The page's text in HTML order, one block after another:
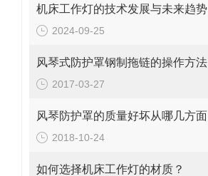
机床工作灯的技术发展与未来趋势
2024-09-25
风琴式防护罩钢制拖链的操作方法
2017-03-27
2018-10-24
如何选择机床工作灯的材质？